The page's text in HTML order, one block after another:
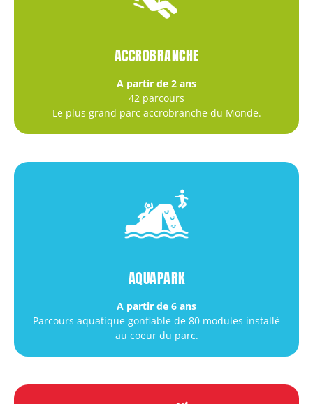
ACCROBRANCHE
A partir de 2 ans
42 parcours
Le plus grand parc accrobranche du Monde.
AQUAPARK
A partir de 6 ans
Parcours aquatique gonflable de 80 modules installé
au coeur du parc.